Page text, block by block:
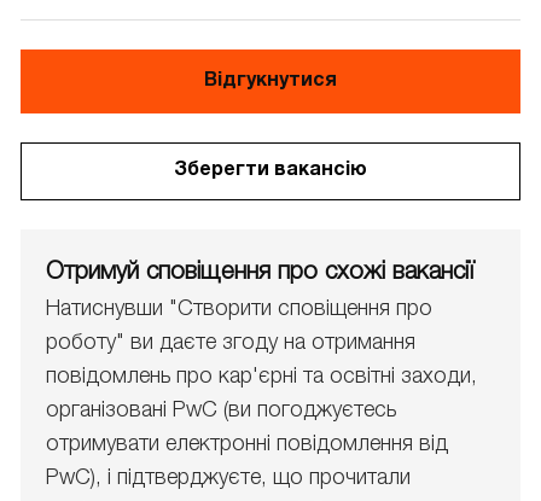
Відгукнутися
Зберегти вакансію
Отримуй сповіщення про схожі вакансії
Натиснувши "Створити сповіщення про
роботу" ви даєте згоду на отримання
повідомлень про кар'єрні та освітні заходи,
організовані PwC (ви погоджуєтесь
отримувати електронні повідомлення від
PwC), і підтверджуєте, що прочитали